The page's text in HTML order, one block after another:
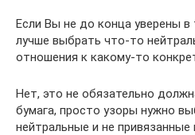
Если Вы не до конца уверены в
лучше выбрать что-то
отношения к какому-то
Нет, это не обязательно
бумага, просто узоры нужно
нейтральные и не